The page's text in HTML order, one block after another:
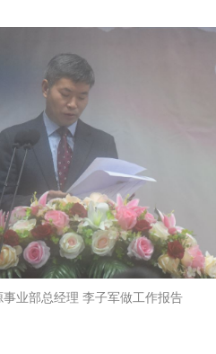
事业部总经理 李子军做工作报告